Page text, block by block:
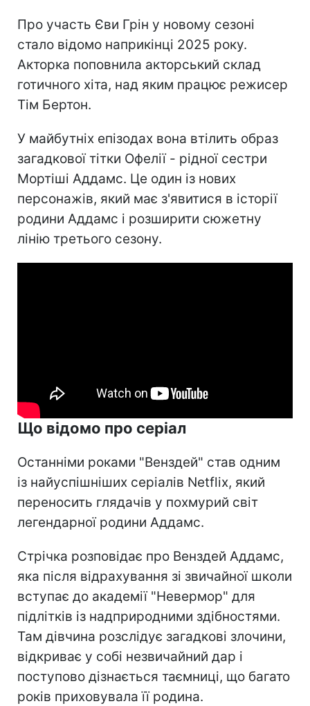
Про участь Єви Грін у новому сезоні
стало відомо наприкінці 2025 року.
Акторка поповнила акторський склад
готичного хіта, над яким працює режисер
Тім Бертон.
У майбутніх епізодах вона втілить образ
загадкової тітки Офелії - рідної сестри
Мортіші Аддамс. Це один із нових
персонажів, який має з'явитися в історії
родини Аддамс і розширити сюжетну
лінію третього сезону.
Що відомо про серіал
Останніми роками "Венздей" став одним
із найуспішніших серіалів Netflix, який
переносить глядачів у похмурий світ
легендарної родини Аддамс.
Стрічка розповідає про Венздей Аддамс,
яка після відрахування зі звичайної школи
вступає до академії "Невермор" для
підлітків із надприродними здібностями.
Там дівчина розслідує загадкові злочини,
відкриває у собі незвичайний дар і
поступово дізнається таємниці, що багато
років приховувала її родина.